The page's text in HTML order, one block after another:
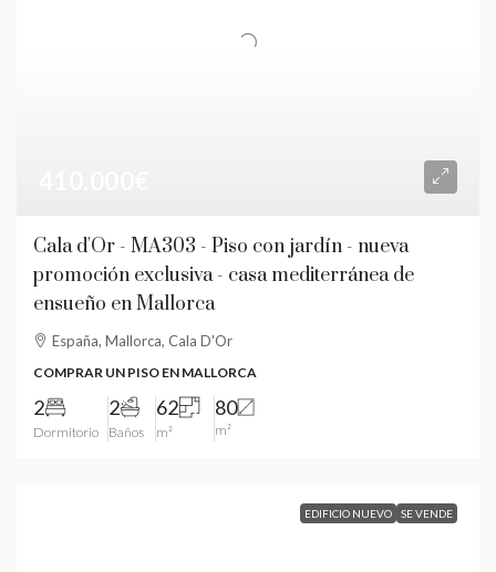
Cala d'Or - MA303 - Piso con jardín - nueva
promoción exclusiva - casa mediterránea de
ensueño en Mallorca
España, Mallorca, Cala D'Or
COMPRAR UN PISO EN MALLORCA
2
Dormitorio
2
Baños
62
m²
80
m²
EDIFICIO NUEVO SE VENDE